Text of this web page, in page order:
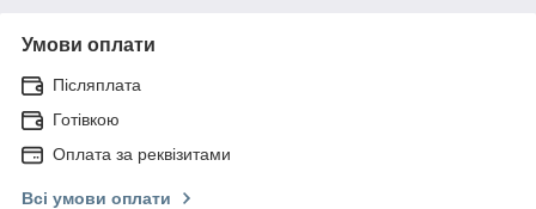
Умови оплати
Післяплата
Готівкою
Оплата за реквізитами
Всі умови оплати